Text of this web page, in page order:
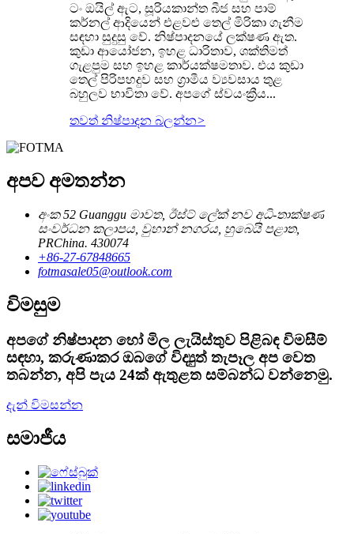
ටං ඔයිල් ඇට, සූරියකාන්ත බීජ සහ පාම්
කර්නල් ආදියෙන් එළවළු තෙල් මිරිකා ගැනීම
සඳහා සුදුසු වේ. නිෂ්පාදනයේ ලක්ෂණ ඇත.
කුඩා ආයෝජන, ඉහළ ධාරිතාව, ශක්තිමත්
ගැළපුම සහ ඉහළ කාර්යක්ෂමතාව. එය කුඩා
තෙල් පිරිපහදුව සහ ග්‍රාමීය ව්‍යවසාය තුළ
බහුලව භාවිතා වේ. අපගේ ස්වයංක්‍රීය...
තවත් නිෂ්පාදන බලන්න>
අපව අමතන්න
අංක 52 Guanggu මාවත, ඊස්ට් ලේක් නව අධි-තාක්ෂණ
සංවර්ධන කලාපය, වුහාන් නගරය, හුබෙයි පළාත,
PRChina. 430074
+86-27-67848665
fotmasale05@outlook.com
විමසුම
අපගේ නිෂ්පාදන හෝ මිල ලැයිස්තුව පිළිබඳ විමසීම්
සඳහා, කරුණාකර ඔබගේ විද්‍යුත් තැපෑල අප වෙත
තබන්න, අපි පැය 24ක් ඇතුළත සම්බන්ධ වන්නෙමු.
දැන් විමසන්න
සමාජීය